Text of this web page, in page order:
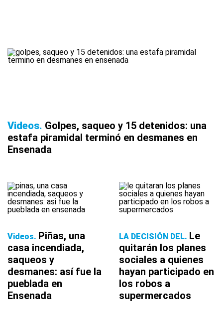
Videos Golpes, saqueo y 15 detenidos: una
estafa piramidal terminó en desmanes en
Ensenada
Videos Piñas, una
casa incendiada,
saqueos y
desmanes: así fue la
pueblada en
Ensenada
LA DECISIÓN DEL Le
quitarán los planes
sociales a quienes
hayan participado en
los robos a
supermercados